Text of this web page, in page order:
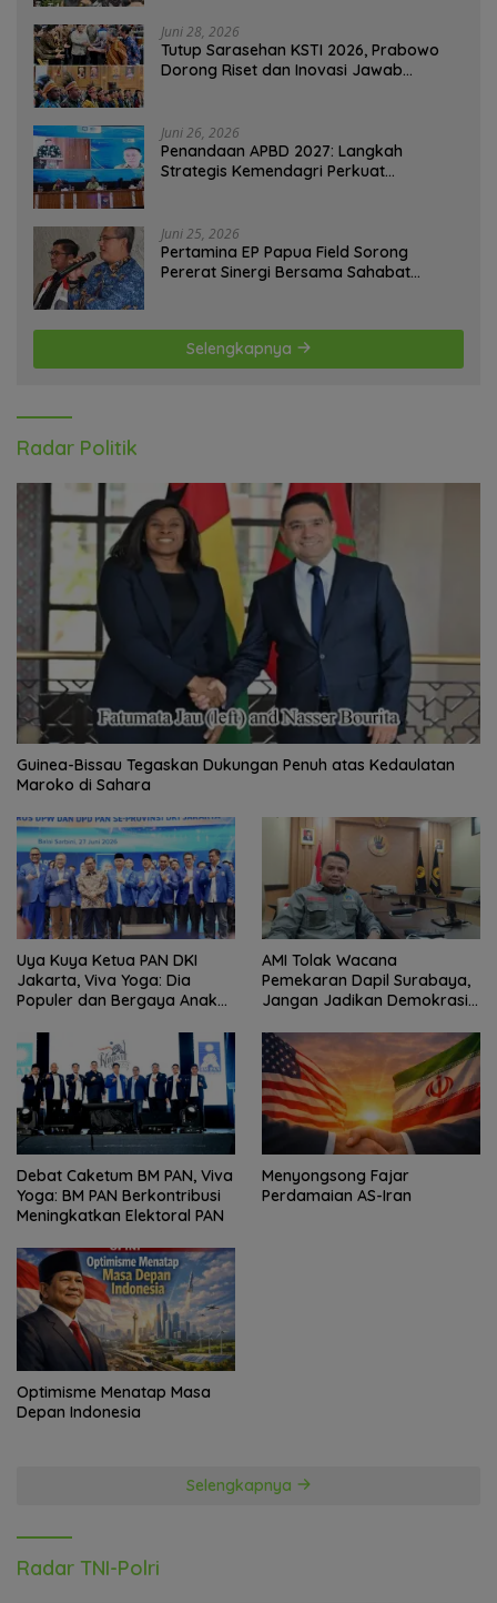
Juni 28, 2026
Tutup Sarasehan KSTI 2026, Prabowo
Dorong Riset dan Inovasi Jawab
Juni 26, 2026
Penandaan APBD 2027: Langkah
Strategis Kemendagri Perkuat
Juni 25, 2026
Pertamina EP Papua Field Sorong
Pererat Sinergi Bersama Sahabat
Selengkapnya
Radar Politik
Guinea-Bissau Tegaskan Dukungan Penuh atas Kedaulatan
Maroko di Sahara
Uya Kuya Ketua PAN DKI
Jakarta, Viva Yoga: Dia
Populer dan Bergaya Anak
AMI Tolak Wacana
Pemekaran Dapil Surabaya,
Jangan Jadikan Demokrasi
Politik
Debat Caketum BM PAN, Viva
Yoga: BM PAN Berkontribusi
Meningkatkan Elektoral PAN
Menyongsong Fajar
Perdamaian AS-Iran
Optimisme Menatap Masa
Depan Indonesia
Selengkapnya
Radar TNI-Polri